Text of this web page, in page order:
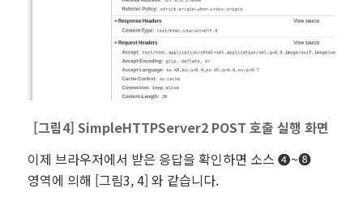
[그림4] SimpleHTTPServer2 POST 호출 실행 화면
이제 브라우저에서 받은 응답을 확인하면 소스 ❹~❽
영역에 의해 [그림3, 4] 와 같습니다.